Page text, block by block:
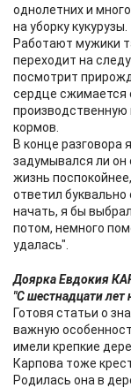
однолетних и
на уборку кукурузы.
Работают мужики
переходит на
посмотрит
сердце сжимается
производственную
кормов.
В конце разговора
задумывался ли
жизнь
ответил
начать, я бы
потом, немного
удалась".
Доярка Евдокия
"С шестнадцати лет
Готовя статьи о
важную
имели крепкие
Карпова тоже
Родилась она в